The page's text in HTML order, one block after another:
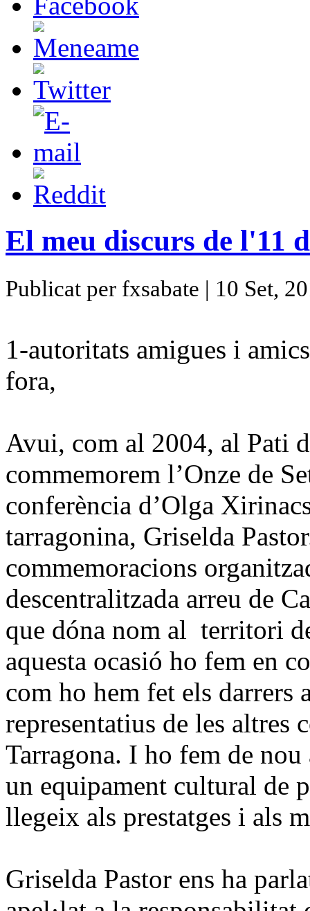
El meu discurs de l'11
Publicat per fxsabate | 10 Set,
1-autoritats amigues i
fora,
Avui, com al 2004, al Pati
commemorem l’Onze de
conferència d’Olga
tarragonina, Griselda
commemoracions
descentralitzada arreu de
que dóna nom al territori
aquesta ocasió ho fem en
com ho hem fet els darrers
representatius de les altres
Tarragona. I ho fem de
un equipament cultural de
llegeix als prestatges i als
Griselda Pastor ens ha